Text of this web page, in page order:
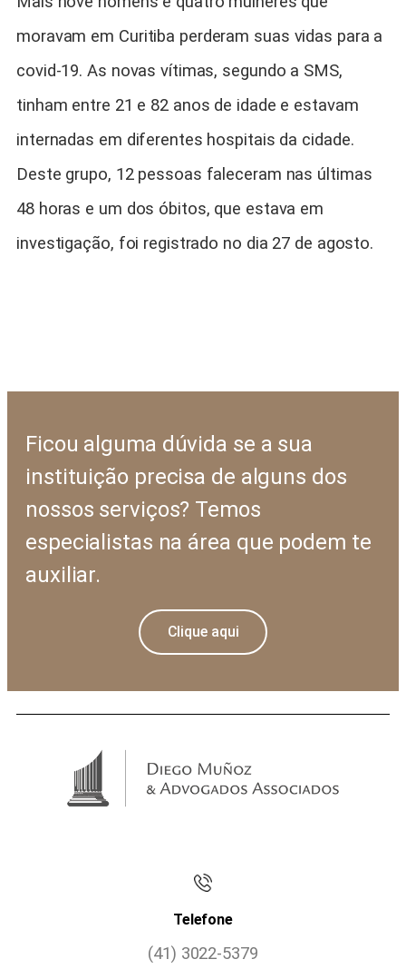
moravam em Curitiba perderam suas vidas para a
covid-19. As novas vítimas, segundo a SMS,
tinham entre 21 e 82 anos de idade e estavam
internadas em diferentes hospitais da cidade.
Deste grupo, 12 pessoas faleceram nas últimas
48 horas e um dos óbitos, que estava em
investigação, foi registrado no dia 27 de agosto.
Ficou alguma dúvida se a sua
instituição precisa de alguns dos
nossos serviços? Temos
especialistas na área que podem te
auxiliar.
Clique aqui
Telefone
(41) 3022-5379